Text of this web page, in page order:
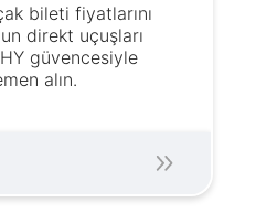
bileti fiyatlarını
direkt uçuşları
güvencesiyle
alın.